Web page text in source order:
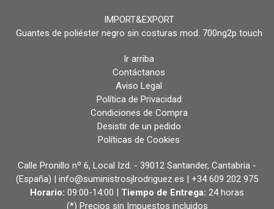
IMPORT&EXPORT
Guantes de poliéster negro sin costuras mod. 700ng2p touch
Ir arriba
Contáctanos
Aviso Legal
Política de Privacidad
Condiciones de Compra
Desistir de un pedido
Políticas de Cookies
Calle Pronillo nº 6, Local Izd. - 39012 Santander, Cantabria -
(España) | info@suministrosjlrodriguez.es | +34 609 202 975
Horario: 09:00-14:00 | Tiempo de Entrega: 24 horas
(*) Precios sin Impuestos incluidos